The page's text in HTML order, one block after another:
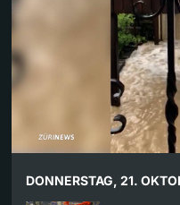
DONNERSTAG, 21.